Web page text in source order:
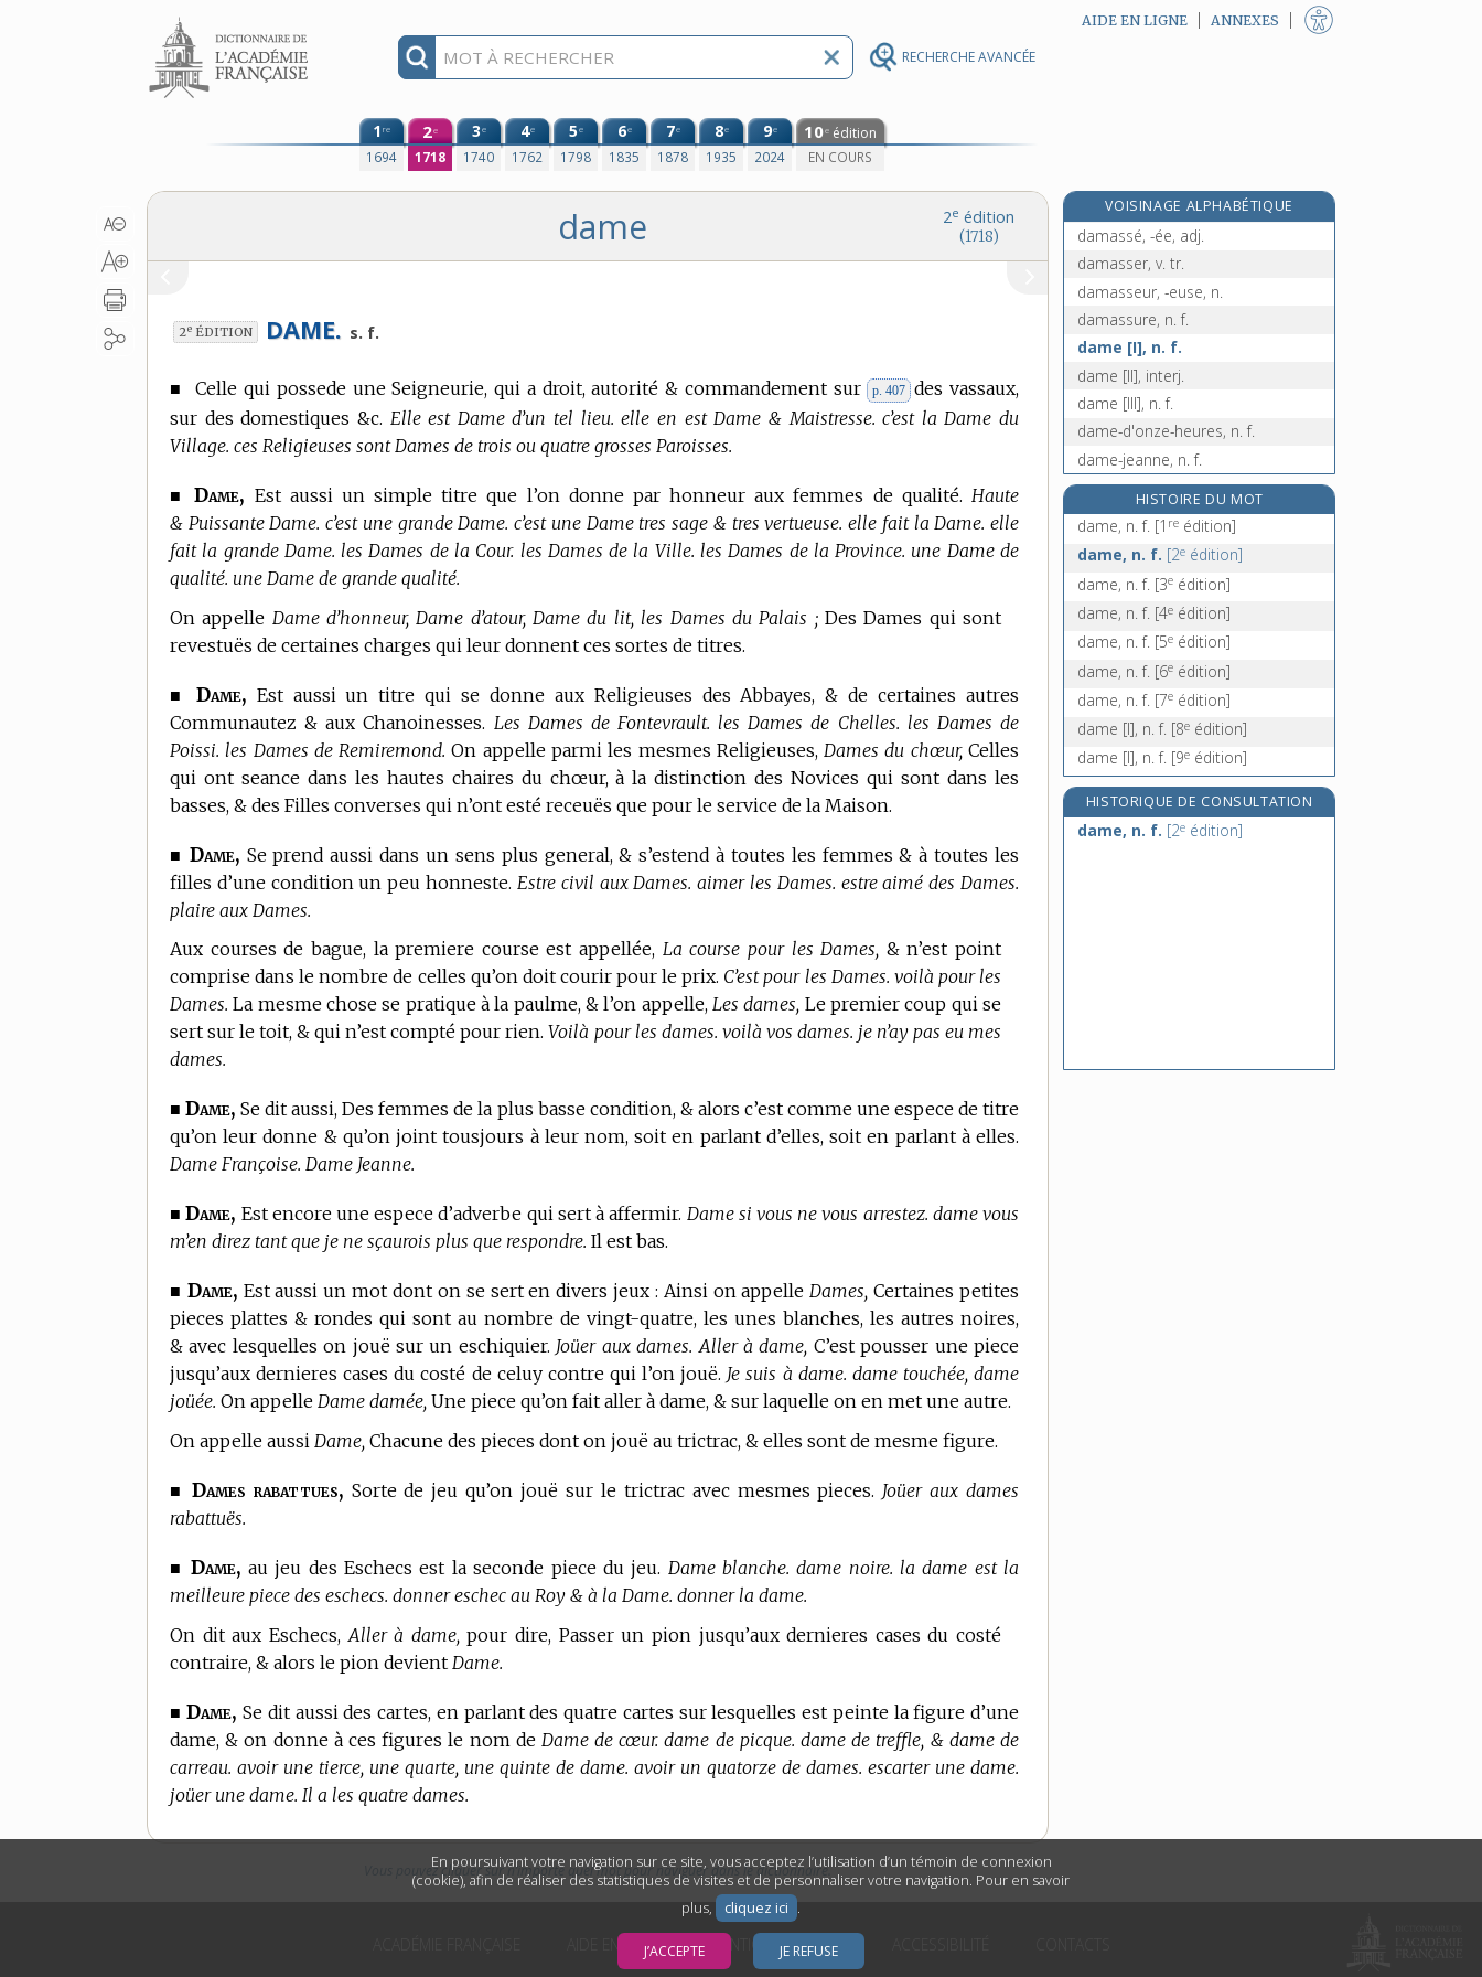
En poursuivant votre navigation sur ce site, vous acceptez l’utilisation d’un témoin de connexion
(cookie), afin de réaliser des statistiques de visites et de personnaliser votre navigation. Pour en savoir
plus,
cliquez ici .
J’ACCEPTE JE REFUSE
RECHERCHE AVANCÉE
Aller au contenu AIDE EN LIGNE ANNEXES
1re
1694
2e
1718
3e
1740
4e
1762
5e
1798
6e
1835
7e
1878
8e
1935
9e
2024
10e édition
EN COURS
2e édition
(1718)
dame
2e ÉDITION DAME. s. f.
■Celle qui possede une Seigneurie, qui a droit, autorité & commandement sur p. 407 des vassaux,
sur des domestiques &c. Elle est Dame d’un tel lieu. elle en est Dame & Maistresse. c’est la Dame du
Village. ces Religieuses sont Dames de trois ou quatre grosses Paroisses.
■Dame, Est aussi un simple titre que l’on donne par honneur aux femmes de qualité. Haute
& Puissante Dame. c’est une grande Dame. c’est une Dame tres sage & tres vertueuse. elle fait la Dame. elle
fait la grande Dame. les Dames de la Cour. les Dames de la Ville. les Dames de la Province. une Dame de
qualité. une Dame de grande qualité.
On appelle Dame d’honneur, Dame d’atour, Dame du lit, les Dames du Palais ;Des Dames qui sont
revestuës de certaines charges qui leur donnent ces sortes de titres.
■ Dame, Est aussi un titre qui se donne aux Religieuses des Abbayes, & de certaines autres
Communautez & aux Chanoinesses. Les Dames de Fontevrault. les Dames de Chelles. les Dames de
Poissi. les Dames de Remiremond. On appelle parmi les mesmes Religieuses, Dames du chœur,Celles
qui ont seance dans les hautes chaires du chœur, à la distinction des Novices qui sont dans les
basses, & des Filles converses qui n’ont esté receuës que pour le service de la Maison.
■ Dame, Se prend aussi dans un sens plus general, & s’estend à toutes les femmes & à toutes les
filles d’une condition un peu honneste. Estre civil aux Dames. aimer les Dames. estre aimé des Dames.
plaire aux Dames.
Aux courses de bague, la premiere course est appellée, La course pour les Dames, & n’est point
comprise dans le nombre de celles qu’on doit courir pour le prix. C’est pour les Dames. voilà pour les
Dames. La mesme chose se pratique à la paulme, & l’on appelle,Les dames, Le premier coup qui se
sert sur le toit, & qui n’est compté pour rien.Voilà pour les dames. voilà vos dames. je n’ay pas eu mes
dames.
■Dame, Se dit aussi, Des femmes de la plus basse condition, & alors c’est comme une espece de titre
qu’on leur donne & qu’on joint tousjours à leur nom, soit en parlant d’elles, soit en parlant à elles.
Dame Françoise. Dame Jeanne.
■Dame, Est encore une espece d’adverbe qui sert à affermir. Dame si vous ne vous arrestez. dame vous
m’en direz tant que je ne sçaurois plus que respondre. Il est bas.
■ Dame, Est aussi un mot dont on se sert en divers jeux : Ainsi on appelleDames, Certaines petites
pieces plattes & rondes qui sont au nombre de vingt-quatre, les unes blanches, les autres noires,
& avec lesquelles on jouë sur un eschiquier. Joüer aux dames. Aller à dame, C’est pousser une piece
jusqu’aux dernieres cases du costé de celuy contre qui l’on jouë. Je suis à dame. dame touchée, dame
joüée. On appelle Dame damée, Une piece qu’on fait aller à dame, & sur laquelle on en met une autre.
On appelle aussi Dame, Chacune des pieces dont on jouë au trictrac, & elles sont de mesme figure.
■ Dames rabattues, Sorte de jeu qu’on jouë sur le trictrac avec mesmes pieces. Joüer aux dames
rabattuës.
■ Dame, au jeu des Eschecs est la seconde piece du jeu. Dame blanche. dame noire. la dame est la
meilleure piece des eschecs. donner eschec au Roy & à la Dame. donner la dame.
On dit aux Eschecs, Aller à dame, pour dire, Passer un pion jusqu’aux dernieres cases du costé
contraire, & alors le pion devient Dame.
■Dame, Se dit aussi des cartes, en parlant des quatre cartes sur lesquelles est peinte la figure d’une
dame, & on donne à ces figures le nom de Dame de cœur. dame de picque. dame de treffle, & dame de
carreau. avoir une tierce, une quarte, une quinte de dame. avoir un quatorze de dames. escarter une dame.
joüer une dame. Il a les quatre dames.
Vous pouvez cliquer sur n’importe quel mot pour naviguer dans le dictionnaire.
VOISINAGE ALPHABÉTIQUE
damasquinure, n. f.
damassé, -ée, adj.
damasser, v. tr.
damasseur, -euse, n.
damassure, n. f.
dame [I], n. f.
dame [II], interj.
dame [III], n. f.
dame-d'onze-heures, n. f.
dame-jeanne, n. f.
damer, v. tr.
dameret, n. m.
damnablement, adv.
HISTOIRE DU MOT
dame, n. f. [1 re édition]
dame, n. f. [2e édition]
dame, n. f. [3e édition]
dame, n. f. [4e édition]
dame, n. f. [5e édition]
dame, n. f. [6e édition]
dame, n. f. [7e édition]
dame [I], n. f. [8e édition]
dame [I], n. f. [9e édition]
HISTORIQUE DE CONSULTATION
dame, n. f. [2e édition]
AIDE EN LIGNE MENTIONS LÉGALES